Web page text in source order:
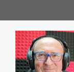
al
contenuto